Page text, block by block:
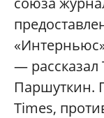
— рассказал
Паршуткин.
Times,